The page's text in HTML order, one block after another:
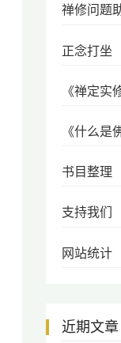
禅修问题
正念打坐
《禅定实
《什么是
书目整理
支持我们
网站统计
近期文章